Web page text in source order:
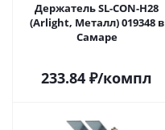
Держатель SL-CON-H28
(Arlight, Металл) 019348 в
Самаре
233.84 ₽/компл